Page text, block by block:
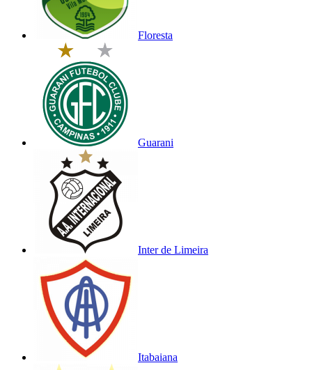
Floresta
Guarani
Inter de Limeira
Itabaiana